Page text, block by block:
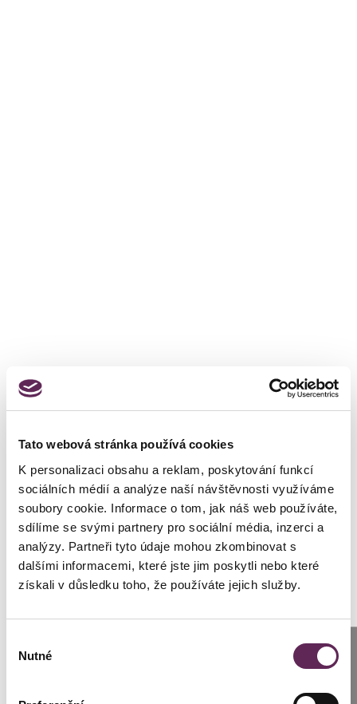
Tato webová stránka používá cookies
K personalizaci obsahu a reklam, poskytování funkcí
sociálních médií a analýze naší návštěvnosti využíváme
soubory cookie. Informace o tom, jak náš web používáte,
sdílíme se svými partnery pro sociální média, inzerci a
analýzy. Partneři tyto údaje mohou zkombinovat s
dalšími informacemi, které jste jim poskytli nebo které
získali v důsledku toho, že používáte jejich služby.
souhlasu
Nutné